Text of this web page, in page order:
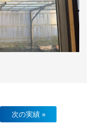
次の実績 »